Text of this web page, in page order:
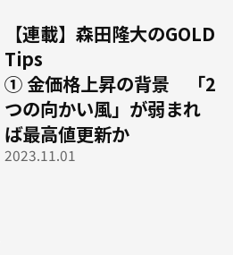
【連載】森田隆大のGOLD
Tips
① 金価格上昇の背景 「2
つの向かい風」が弱まれ
ば最高値更新か
2023.11.01